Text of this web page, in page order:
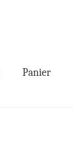
Panier